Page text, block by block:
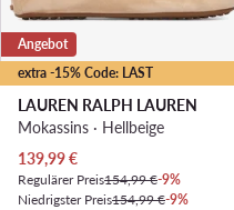
extra -15% Code: LAST
Angebot
LAUREN RALPH LAUREN
Mokassins · Hellbeige
Aktueller Preis
139,99€
Regulärer Preis154,99 €-9%
Niedrigster Preis154,99 €-9%